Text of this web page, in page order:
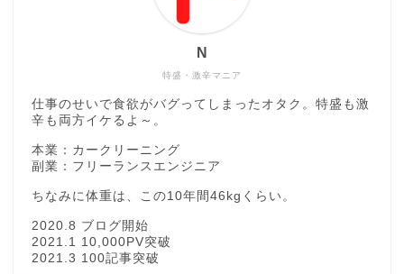
特盛・激辛マニア
N
仕事のせいで食欲がバグってしまったオタク。特盛も激
辛も両方イケるよ～。
本業：カークリーニング
副業：フリーランスエンジニア
ちなみに体重は、この10年間46kgくらい。
2020.8 ブログ開始
2021.1 10,000PV突破
2021.3 100記事突破